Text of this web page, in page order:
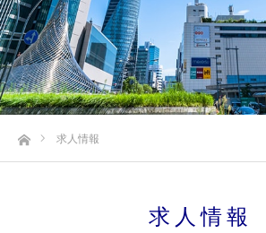
ホーム求人情報
求人情報